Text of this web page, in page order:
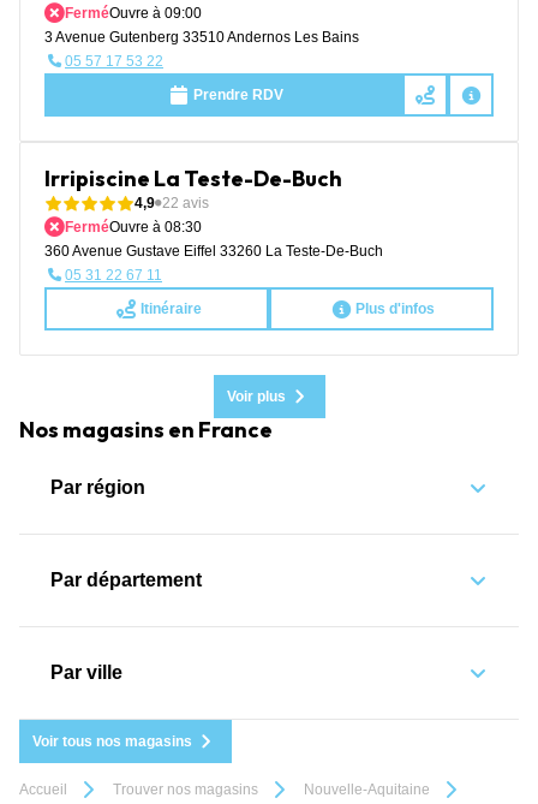
FerméOuvre à 09:00
3 Avenue Gutenberg 33510 Andernos Les Bains
05 57 17 53 22
Prendre RDV
Irripiscine La Teste-De-Buch
4,9 22 avis
FerméOuvre à 08:30
360 Avenue Gustave Eiffel 33260 La Teste-De-Buch
05 31 22 67 11
Itinéraire
Plus d'infos
Voir plus
Nos magasins en France
Par région
Par département
Par ville
Voir tous nos magasins
Accueil Trouver nos magasins
Nouvelle-Aquitaine